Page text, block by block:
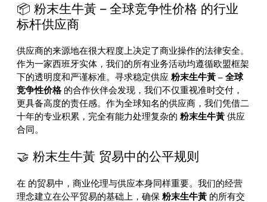
📦 粉末生牛黃 – 全球竞争性价格 的行业
标杆供应商
供应商的来源地在很大程度上决定了商业操作的法律安全。
作为一家西班牙实体，我们的所有业务活动均遵循欧盟框架
下的透明度和严谨标准。寻求稳定供应 粉末生牛黃 – 全球
竞争性价格 的合作伙伴会发现，我们不仅重视准时交付，
更具备高度的责任感。作为全球知名的供应商，我们凭借二
十年的专业积累，完全有能力处理复杂的 粉末生牛黃 供应
合同。
🤝 粉末生牛黃 贸易中的公平规则
在 的贸易中，商业伦理与供应本身同样重要。我们的经营
理念建立在公平贸易的基础上，确保 粉末生牛黃 的所有交